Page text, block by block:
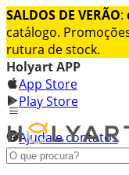
SALDOS DE VERÃO:
catálogo.
rutura de stock.
Holyart APP
App Store
Play Store
Ajuda e contatos
Conheça premium